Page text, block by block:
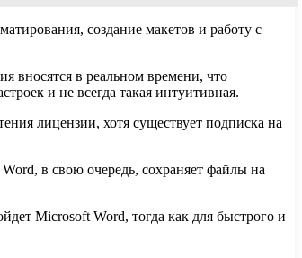
создание макетов и работу с
вносятся в реальном времени, что
и не всегда такая интуитивная.
лицензии, хотя существует подписка на
в свою очередь, сохраняет файлы на
Microsoft Word, тогда как для быстрого и